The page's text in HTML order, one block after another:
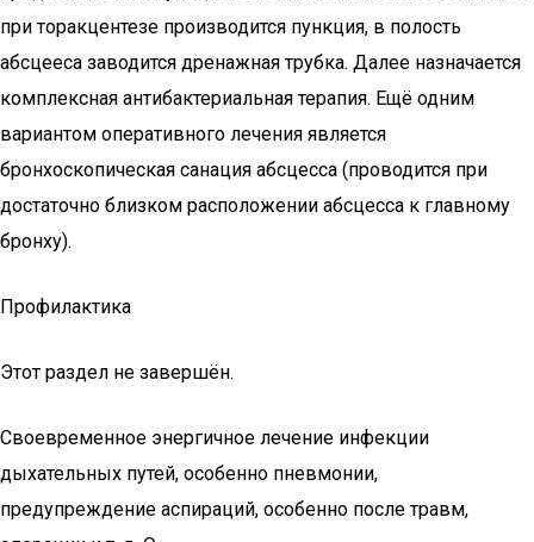
при торакцентезе производится пункция, в полость
абсцееса заводится дренажная трубка. Далее назначается
комплексная антибактериальная терапия. Ещё одним
вариантом оперативного лечения является
бронхоскопическая санация абсцесса (проводится при
достаточно близком расположении абсцесса к главному
бронху).
Профилактика
Этот раздел не завершён.
Своевременное энергичное лечение инфекции
дыхательных путей, особенно пневмонии,
предупреждение аспираций, особенно после травм,